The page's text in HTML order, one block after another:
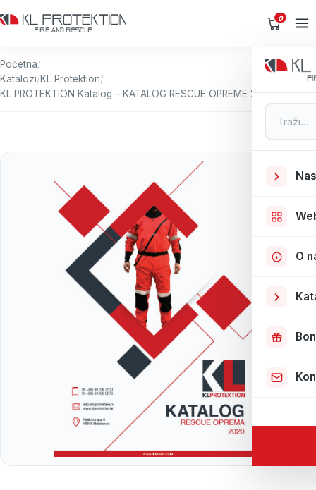
0
Pretraga
O
Početna/
Katalozi/KL Protektion/
KL PROTEKTION Katalog – KATALOG RESCUE OPREME 2020